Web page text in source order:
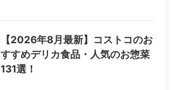
【2026年8月最新】コストコのお
すすめデリカ食品・人気のお惣菜
131選！